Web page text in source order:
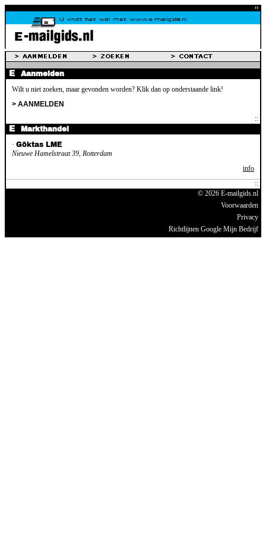
Aanmelden
Wilt u niet zoeken, maar gevonden worden? Klik dan op onderstaande link!
> AANMELDEN
Markthandel
· Göktas LME
Nieuwe Hamelstraat 39, Rotterdam
info
© 2026 E-mailgids.nl
Voorwaarden
Privacy
Richtlijnen Google Mijn Bedrijf